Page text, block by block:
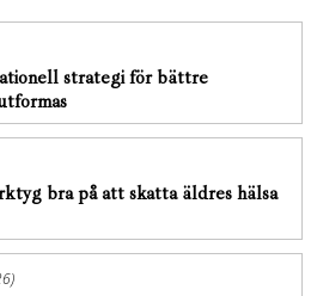
strategi för bättre
bra på att skatta äldres hälsa